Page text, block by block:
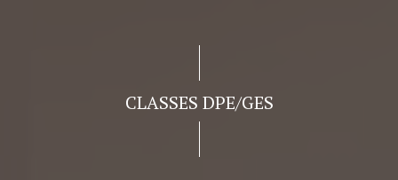
CLASSES DPE/GES